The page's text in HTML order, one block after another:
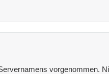
vorgenommen.